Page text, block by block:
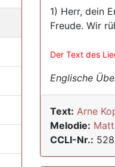
1) Herr, dein
Freude. Wir
Der Text des
Englische
Text: Arne
Melodie:
CCLI-Nr.: